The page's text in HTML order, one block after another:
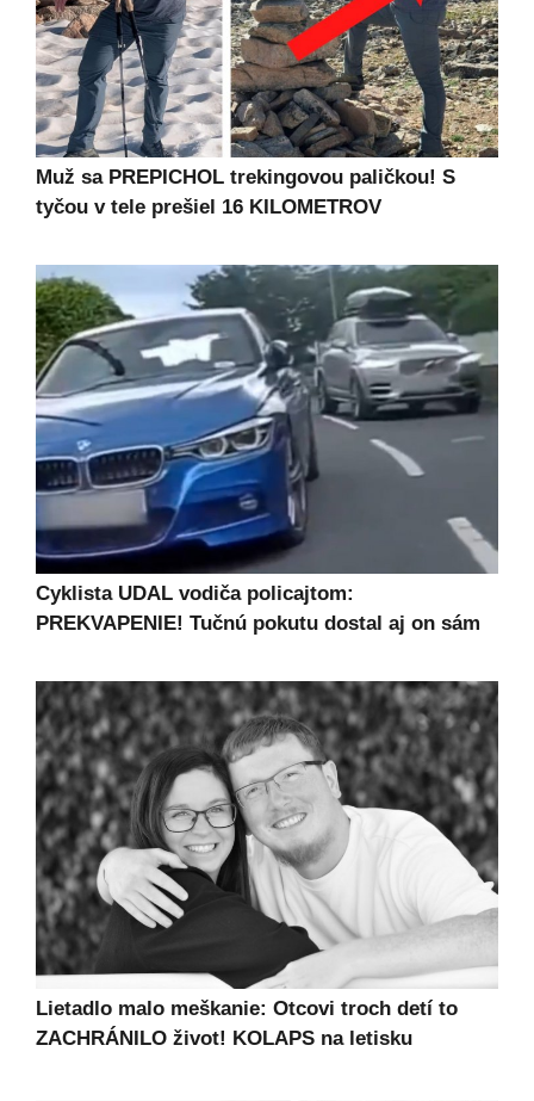
Muž sa PREPICHOL trekingovou paličkou! S
tyčou v tele prešiel 16 KILOMETROV
Cyklista UDAL vodiča policajtom:
PREKVAPENIE! Tučnú pokutu dostal aj on sám
Lietadlo malo meškanie: Otcovi troch detí to
ZACHRÁNILO život! KOLAPS na letisku